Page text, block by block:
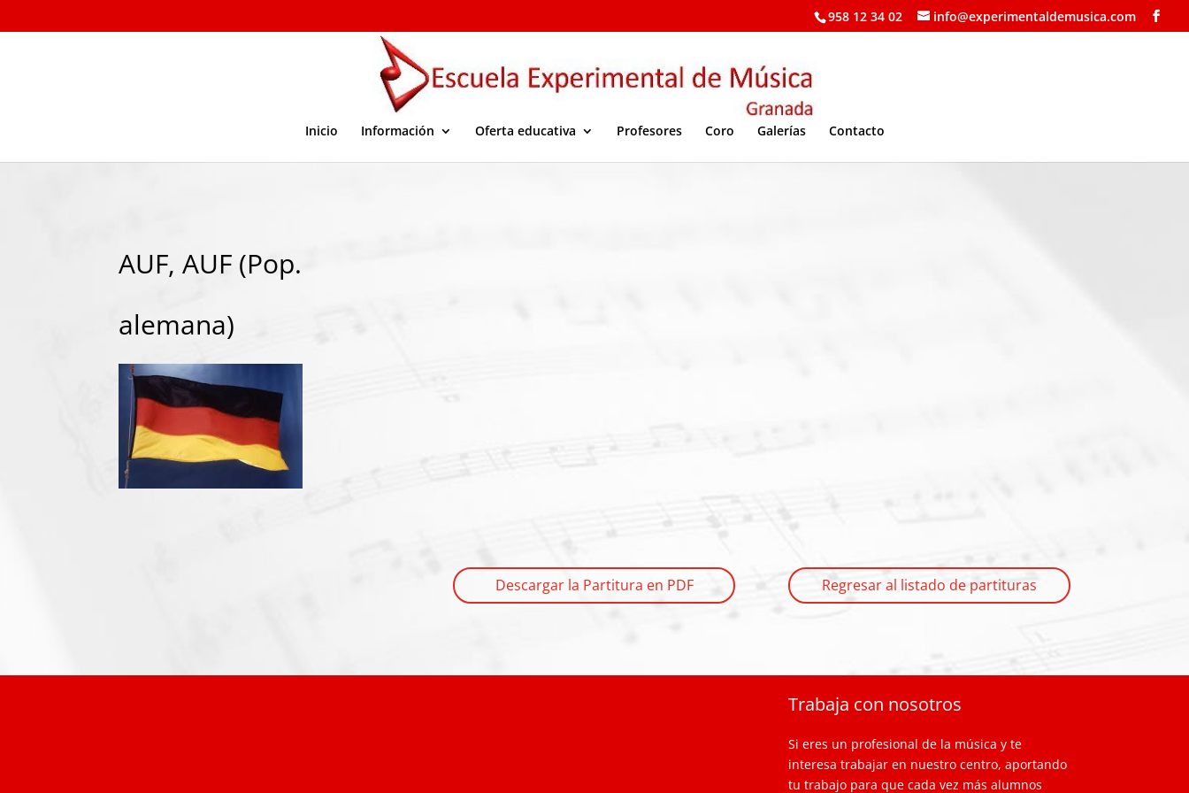
958 12 34 02 info@experimentaldemusica.com
Inicio Información Oferta educativa Profesores Coro Galerías Contacto
AUF, AUF (Pop.
alemana)
Descargar la Partitura en PDF Regresar al listado de partituras
Trabaja con nosotros
Si eres un profesional de la música y te
interesa trabajar en nuestro centro, aportando
tu trabajo para que cada vez más alumnos